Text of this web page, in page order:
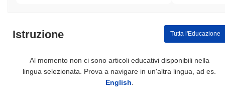
Istruzione Tutta l'Educazione
Al momento non ci sono articoli educativi disponibili nella
lingua selezionata. Prova a navigare in un'altra lingua, ad es.
English